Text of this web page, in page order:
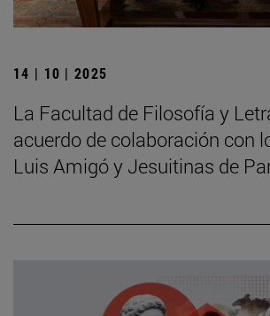
14 | 10 | 2025
La Facultad de Filosofía y
acuerdo de colaboración con
Luis Amigó y Jesuitinas de